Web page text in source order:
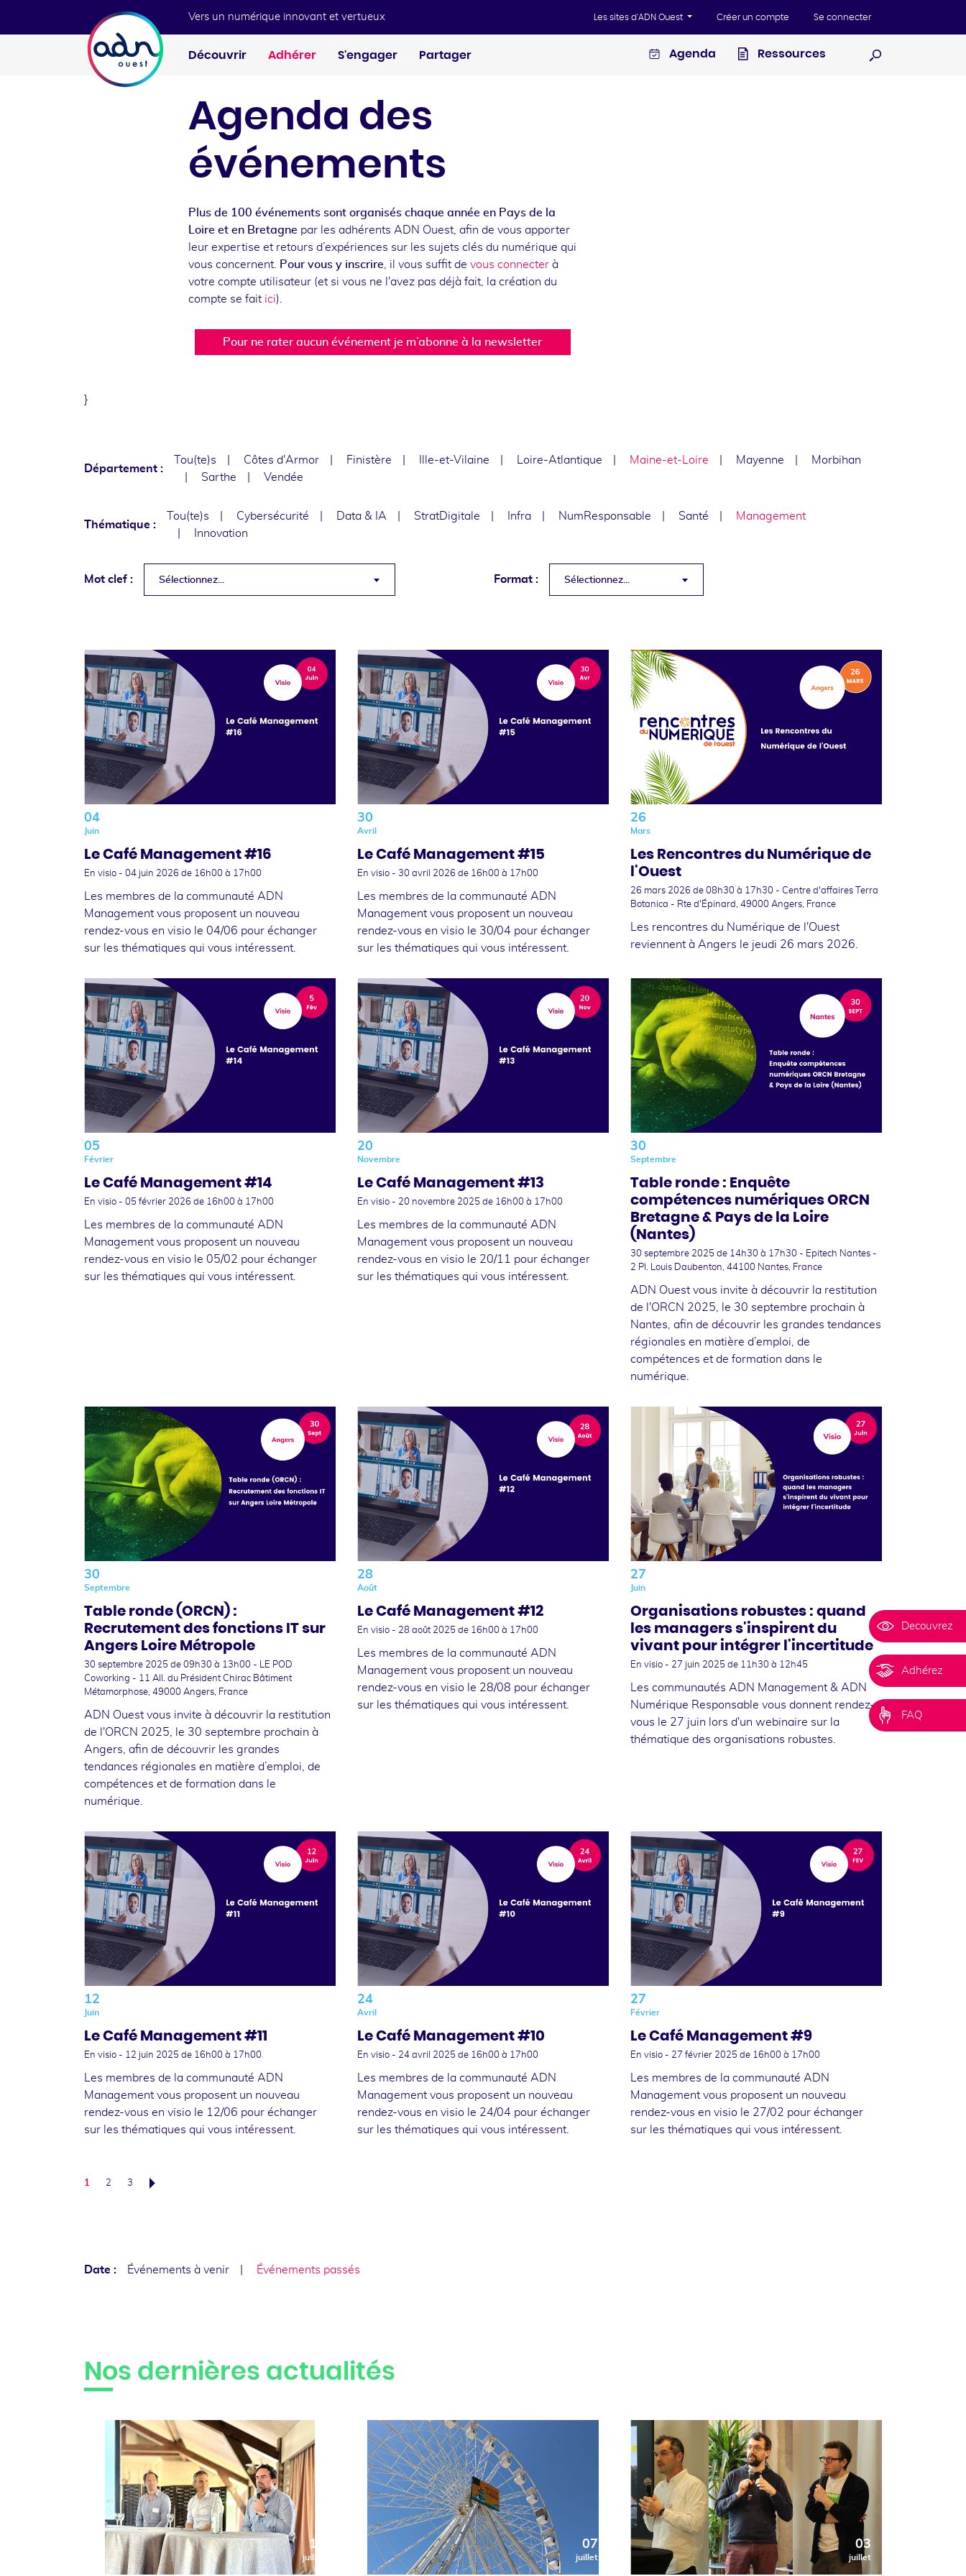
Vers un numérique innovant et vertueux Les sites d'ADN Ouest Créer un compte Se connecter
Découvrir Adhérer S'engager Partager Agenda
Ressources
Agenda des
événements
Plus de 100 événements sont organisés chaque année en Pays de la
Loire et en Bretagne par les adhérents ADN Ouest, afin de vous apporter
leur expertise et retours d’expériences sur les sujets clés du numérique qui
vous concernent. Pour vous y inscrire, il vous suffit de vous connecter à
votre compte utilisateur (et si vous ne l'avez pas déjà fait, la création du
compte se fait ici).
Pour ne rater aucun événement je m’abonne à la newsletter
}
Département :
Tou(te)s Côtes d'Armor Finistère Ille-et-Vilaine Loire-Atlantique Maine-et-Loire Mayenne
Morbihan
Sarthe
Vendée
Thématique :
Tou(te)s Cybersécurité Data & IA StratDigitale Infra NumResponsable Santé
Management
Innovation
Mot clef : Sélectionnez... Format : Sélectionnez...
04
Juin
Le Café Management #16
En visio - 04 juin 2026 de 16h00 à 17h00
Les membres de la communauté ADN
Management vous proposent un nouveau
rendez-vous en visio le 04/06 pour échanger
sur les thématiques qui vous intéressent.
30
Avril
Le Café Management #15
En visio - 30 avril 2026 de 16h00 à 17h00
Les membres de la communauté ADN
Management vous proposent un nouveau
rendez-vous en visio le 30/04 pour échanger
sur les thématiques qui vous intéressent.
26
Mars
Les Rencontres du Numérique de
l'Ouest
26 mars 2026 de 08h30 à 17h30 - Centre d'affaires Terra
Botanica - Rte d'Épinard, 49000 Angers, France
Les rencontres du Numérique de l'Ouest
reviennent à Angers le jeudi 26 mars 2026.
05
Février
Le Café Management #14
En visio - 05 février 2026 de 16h00 à 17h00
Les membres de la communauté ADN
Management vous proposent un nouveau
rendez-vous en visio le 05/02 pour échanger
sur les thématiques qui vous intéressent.
20
Novembre
Le Café Management #13
En visio - 20 novembre 2025 de 16h00 à 17h00
Les membres de la communauté ADN
Management vous proposent un nouveau
rendez-vous en visio le 20/11 pour échanger
sur les thématiques qui vous intéressent.
30
Septembre
Table ronde : Enquête
compétences numériques ORCN
Bretagne & Pays de la Loire
(Nantes)
30 septembre 2025 de 14h30 à 17h30 - Epitech Nantes -
2 Pl. Louis Daubenton, 44100 Nantes, France
ADN Ouest vous invite à découvrir la restitution
de l'ORCN 2025, le 30 septembre prochain à
Nantes, afin de découvrir les grandes tendances
régionales en matière d’emploi, de
compétences et de formation dans le
numérique.
30
Septembre
Table ronde (ORCN) :
Recrutement des fonctions IT sur
Angers Loire Métropole
30 septembre 2025 de 09h30 à 13h00 - LE POD
Coworking - 11 All. du Président Chirac Bâtiment
Métamorphose, 49000 Angers, France
ADN Ouest vous invite à découvrir la restitution
de l'ORCN 2025, le 30 septembre prochain à
Angers, afin de découvrir les grandes
tendances régionales en matière d’emploi, de
compétences et de formation dans le
numérique.
28
Août
Le Café Management #12
En visio - 28 août 2025 de 16h00 à 17h00
Les membres de la communauté ADN
Management vous proposent un nouveau
rendez-vous en visio le 28/08 pour échanger
sur les thématiques qui vous intéressent.
27
Juin
Organisations robustes : quand
les managers s'inspirent du
vivant pour intégrer l'incertitude
En visio - 27 juin 2025 de 11h30 à 12h45
Les communautés ADN Management & ADN
Numérique Responsable vous donnent rendez-
vous le 27 juin lors d'un webinaire sur la
thématique des organisations robustes.
12
Juin
Le Café Management #11
En visio - 12 juin 2025 de 16h00 à 17h00
Les membres de la communauté ADN
Management vous proposent un nouveau
rendez-vous en visio le 12/06 pour échanger
sur les thématiques qui vous intéressent.
24
Avril
Le Café Management #10
En visio - 24 avril 2025 de 16h00 à 17h00
Les membres de la communauté ADN
Management vous proposent un nouveau
rendez-vous en visio le 24/04 pour échanger
sur les thématiques qui vous intéressent.
27
Février
Le Café Management #9
En visio - 27 février 2025 de 16h00 à 17h00
Les membres de la communauté ADN
Management vous proposent un nouveau
rendez-vous en visio le 27/02 pour échanger
sur les thématiques qui vous intéressent.
1 2 3
Date : Événements à venir Événements passés
Decouvrez
Adhérez
FAQ
Nos dernières actualités
10
juillet
07
juillet
03
juillet